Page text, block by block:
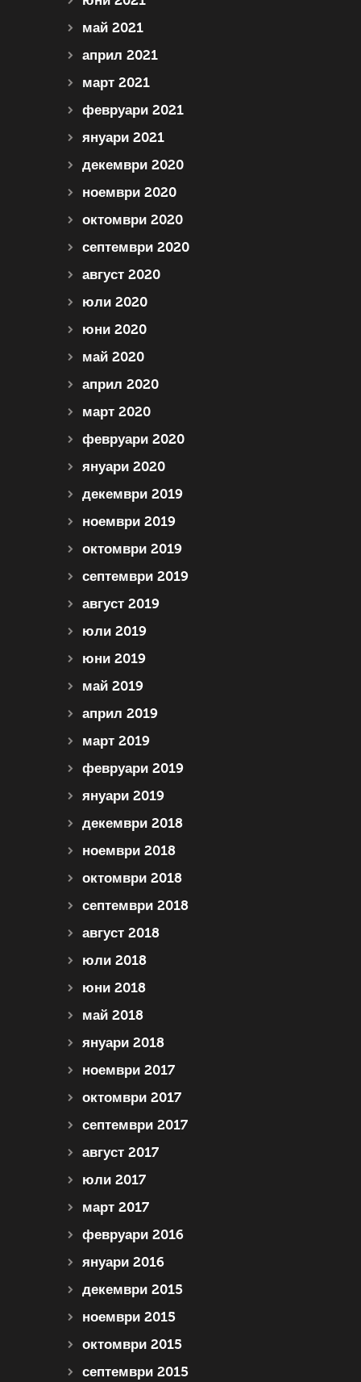
май 2021
април 2021
март 2021
февруари 2021
януари 2021
декември 2020
ноември 2020
октомври 2020
септември 2020
август 2020
юли 2020
юни 2020
май 2020
април 2020
март 2020
февруари 2020
януари 2020
декември 2019
ноември 2019
октомври 2019
септември 2019
август 2019
юли 2019
юни 2019
май 2019
април 2019
март 2019
февруари 2019
януари 2019
декември 2018
ноември 2018
октомври 2018
септември 2018
август 2018
юли 2018
юни 2018
май 2018
януари 2018
ноември 2017
октомври 2017
септември 2017
август 2017
юли 2017
март 2017
февруари 2016
януари 2016
декември 2015
ноември 2015
октомври 2015
септември 2015